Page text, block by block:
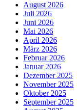
August 2026
Juli 2026
Juni 2026
Mai 2026
April 2026
März 2026
Februar 2026
Januar 2026
Dezember 2025
November 2025
Oktober 2025
September 2025